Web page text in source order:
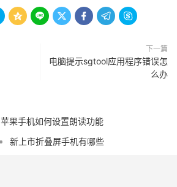
     
下一篇
电脑提示sgtool应用程序错误怎
么办
苹果手机如何设置朗读功能
新上市折叠屏手机有哪些